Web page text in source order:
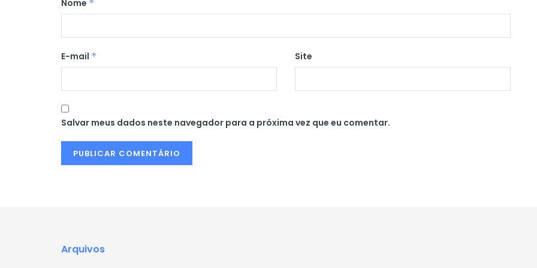
Nome *
E-mail * Site
Salvar meus dados neste navegador para a próxima vez que eu comentar.
Arquivos